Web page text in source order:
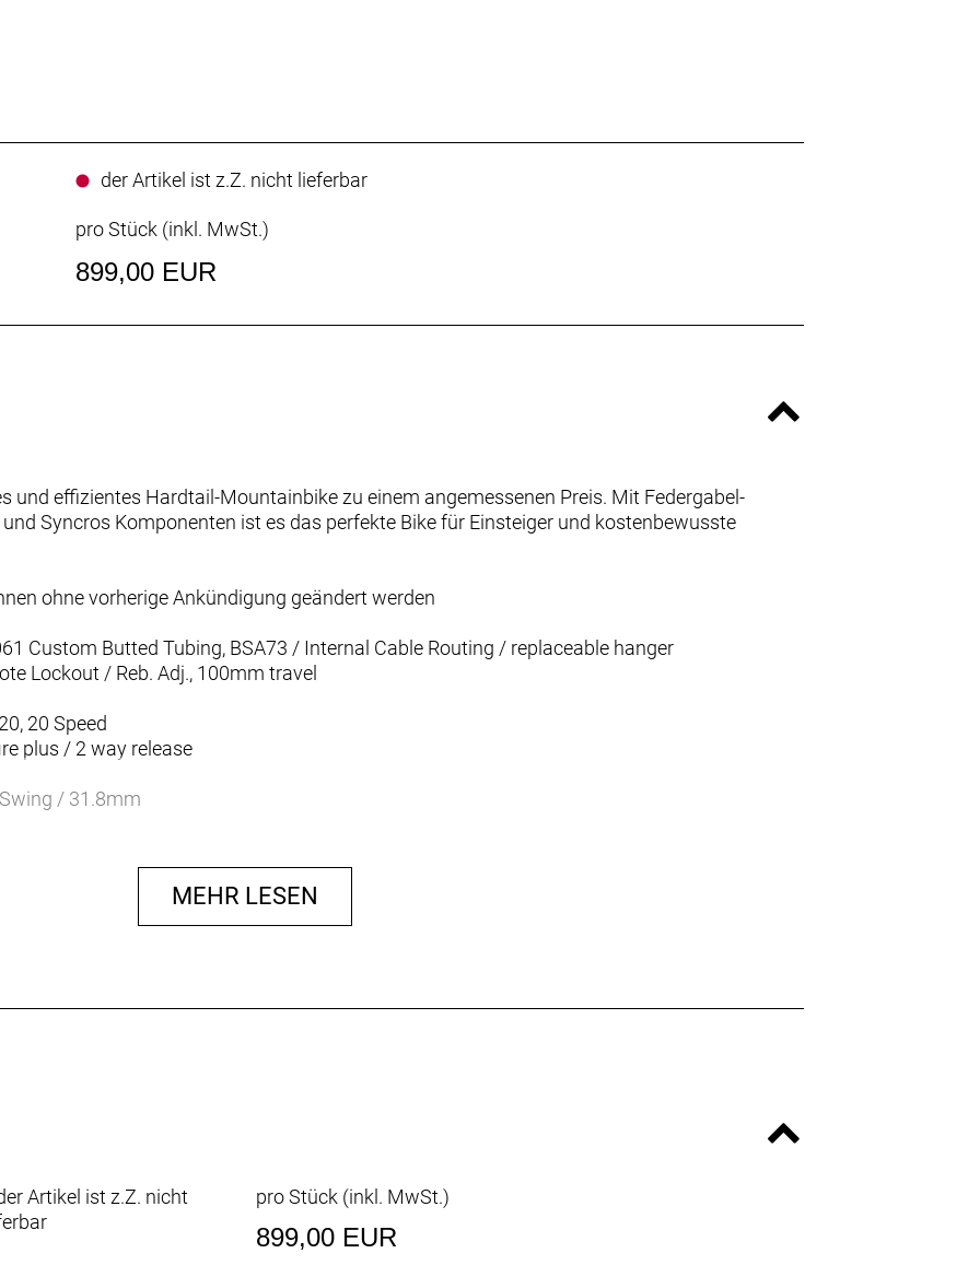
der Artikel ist z.Z. nicht lieferbar
pro Stück (inkl. MwSt.)
899,00 EUR
und effizientes Hardtail-Mountainbike zu einem angemessenen Preis. Mit Federgabel-
Syncros Komponenten ist es das perfekte Bike für Einsteiger und kostenbewusste
ohne vorherige Ankündigung geändert werden
Custom Butted Tubing, BSA73 / Internal Cable Routing / replaceable hanger
Lockout / Reb. Adj., 100mm travel
20 Speed
plus / 2 way release
/ 31.8mm
TT, 2-piece Design / 36X26
II / threaded
30TPI
30TPI
/ 12mm rise / 9° BS
MEHR LESEN
Artikel ist z.Z. nicht
pro Stück (inkl. MwSt.)
899,00 EUR